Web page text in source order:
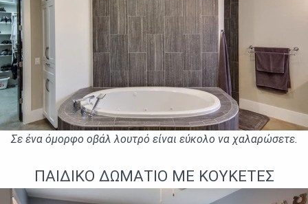
Σε ένα όμορφο οβάλ λουτρό είναι εύκολο να χαλαρώσετε.
ΠΑΙΔΙΚΌ ΔΩΜΆΤΙΟ ΜΕ ΚΟΥΚΈΤΕΣ